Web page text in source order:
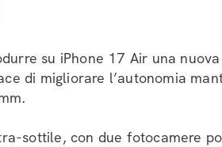
su iPhone 17 Air una
di migliorare l’autonomia
sottile, con due fotocamere